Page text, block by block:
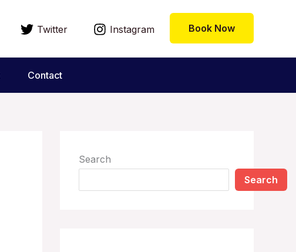
Twitter Instagram Book Now
Contact
Search
Search